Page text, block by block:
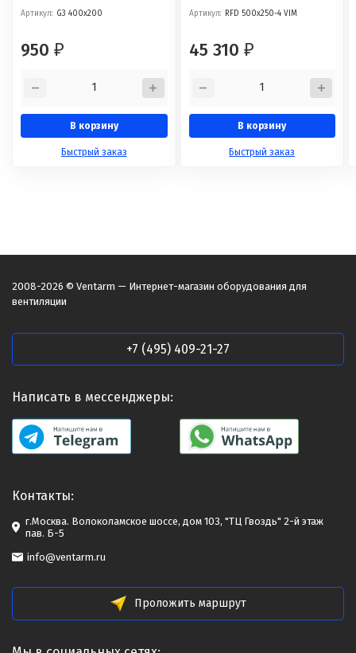
Артикул: G3 400x200
950 ₽
В корзину
Быстрый заказ
Артикул: RFD 500х250-4 VIM
45 310 ₽
В корзину
Быстрый заказ
2008-2026 © Ventarm — Интернет-магазин оборудования для
вентиляции
+7 (495) 409-21-27
Написать в мессенджеры:
Контакты:
г.Москва. Волоколамское шоссе, дом 103, "ТЦ Гвоздь" 2-й этаж
пав. Б-5
info@ventarm.ru
Проложить маршрут